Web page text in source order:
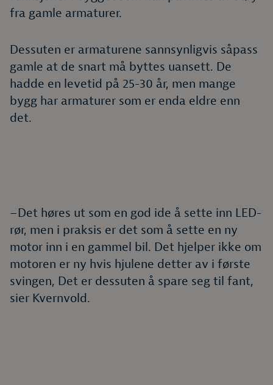
fra gamle armaturer.
Dessuten er armaturene sannsynligvis såpass
gamle at de snart må byttes uansett. De
hadde en levetid på 25-30 år, men mange
bygg har armaturer som er enda eldre enn
det.
–Det høres ut som en god ide å sette inn LED-
rør, men i praksis er det som å sette en ny
motor inn i en gammel bil. Det hjelper ikke om
motoren er ny hvis hjulene detter av i første
svingen, Det er dessuten å spare seg til fant,
sier Kvernvold.